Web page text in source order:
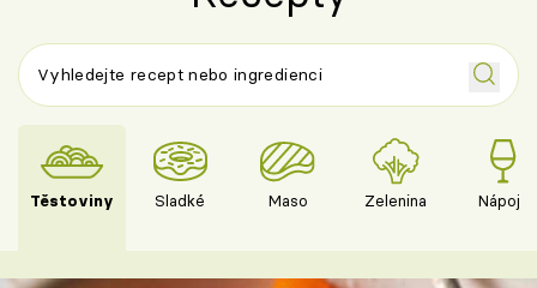
Těstoviny Sladké Maso Zelenina Nápoje